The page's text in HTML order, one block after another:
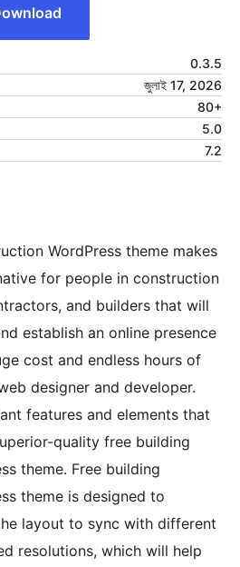
0.3.5
জুলাই 17, 2026
80+
5.0
7.2
WordPress theme makes
for people in construction
and builders that will
establish an online presence
cost and endless hours of
designer and developer.
features and elements that
quality free building
theme. Free building
theme is designed to
layout to sync with different
resolutions, which will help